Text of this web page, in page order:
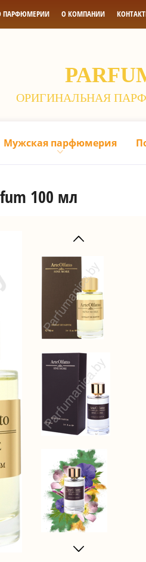
ПАРФЮМЕРИИ О КОМПАНИИ
ОРИГИНАЛЬНАЯ
Мужская парфюмерия
100 мл